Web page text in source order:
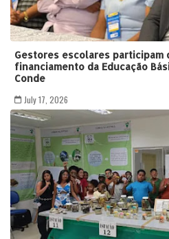
Gestores escolares participam
financiamento da Educação
Conde
July 17, 2026